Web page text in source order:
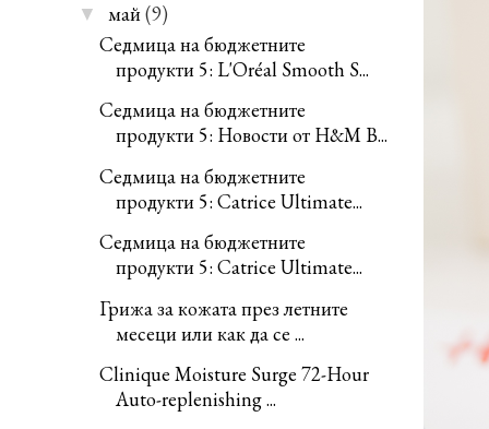
▼ май(9)
Седмица на бюджетните
продукти 5: L'Oréal Smooth S...
Седмица на бюджетните
продукти 5: Новости от H&M B...
Седмица на бюджетните
продукти 5: Catrice Ultimate...
Седмица на бюджетните
продукти 5: Catrice Ultimate...
Грижа за кожата през летните
месеци или как да се ...
Clinique Moisture Surge 72-Hour
Auto-replenishing ...